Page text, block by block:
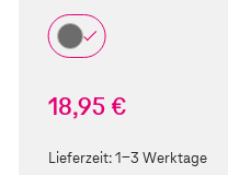
18,95 €
Lieferzeit:1-3 Werktage